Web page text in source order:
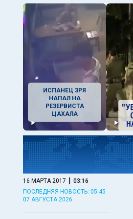
ИСПАНЕЦ ЗРЯ
НАПАЛ НА
РЕЗЕРВИСТА
ЦАХАЛА
16 МАРТА 2017 | 03:16
ПОСЛЕДНЯЯ НОВОСТЬ: 05:45
07 АВГУСТА 2026